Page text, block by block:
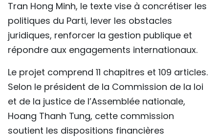
Tran Hong Minh, le texte vise à concrétiser les
politiques du Parti, lever les obstacles
juridiques, renforcer la gestion publique et
répondre aux engagements internationaux.
Le projet comprend 11 chapitres et 109 articles.
Selon le président de la Commission de la loi
et de la justice de l’Assemblée nationale,
Hoang Thanh Tung, cette commission
soutient les dispositions financières